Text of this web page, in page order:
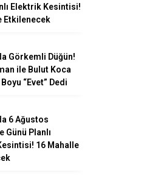
Elektrik Kesintisi!
Etkilenecek
Görkemli Düğün!
ile Bulut Koca
“Evet” Dedi
6 Ağustos
Günü Planlı
16 Mahalle